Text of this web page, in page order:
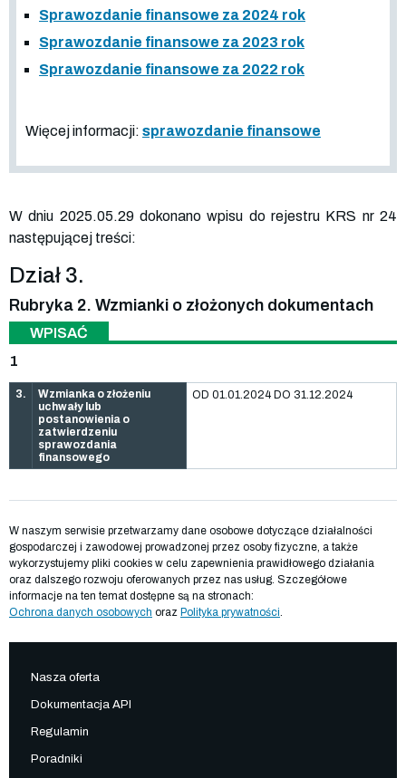
Sprawozdanie finansowe za 2024 rok
Sprawozdanie finansowe za 2023 rok
Sprawozdanie finansowe za 2022 rok
Więcej informacji: sprawozdanie finansowe
W dniu 2025.05.29 dokonano wpisu do rejestru KRS nr 24
następującej treści:
Dział 3.
Rubryka 2. Wzmianki o złożonych dokumentach
WPISAĆ
1
3.
Wzmianka o złożeniu
uchwały lub
postanowienia o
zatwierdzeniu
sprawozdania
finansowego
OD 01.01.2024 DO 31.12.2024
W naszym serwisie przetwarzamy dane osobowe dotyczące działalności
gospodarczej i zawodowej prowadzonej przez osoby fizyczne, a także
wykorzystujemy pliki cookies w celu zapewnienia prawidłowego działania
oraz dalszego rozwoju oferowanych przez nas usług. Szczegółowe
informacje na ten temat dostępne są na stronach:
Ochrona danych osobowych oraz Polityka prywatności
Nasza oferta
Dokumentacja API
Regulamin
Poradniki